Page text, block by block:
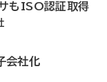
サもISO認証取得
会社化